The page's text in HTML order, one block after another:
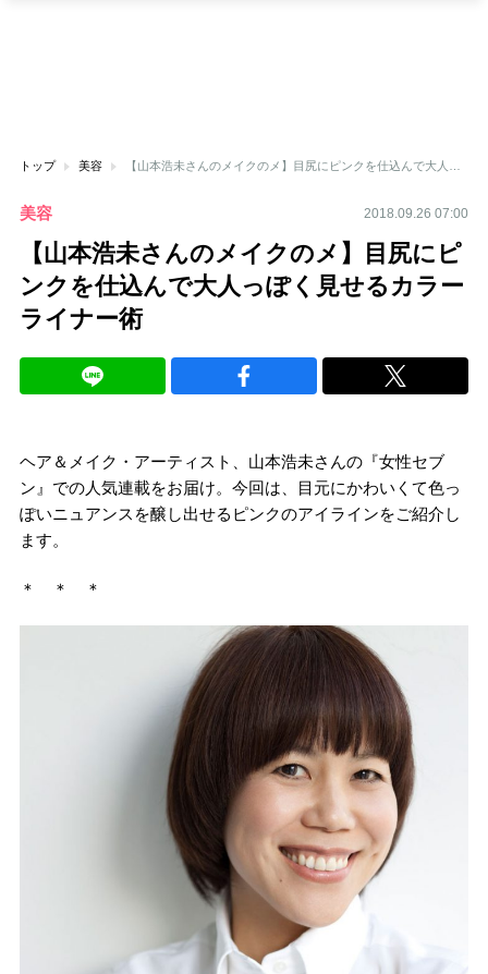
トップ 美容
美容 2018.09.26 07:00
【山本浩未さんのメイクのメ】目尻にピ
ンクを仕込んで大人っぽく見せるカラー
ライナー術
ヘア＆メイク・アーティスト、山本浩未さんの『女性セブ
ン』での人気連載をお届け。今回は、目元にかわいくて色っ
ぽいニュアンスを醸し出せるピンクのアイラインをご紹介し
ます。
＊ ＊ ＊